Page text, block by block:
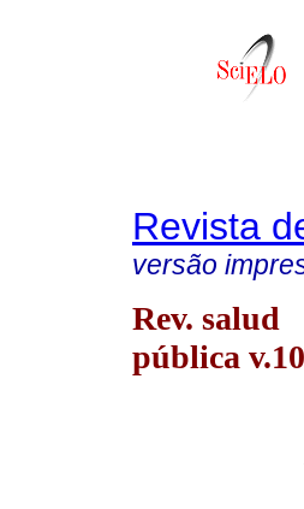
Revista
versão
Rev. salud
pública